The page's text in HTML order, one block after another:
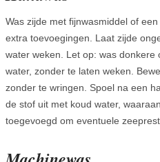
Was zijde met fijnwasmiddel of
extra toevoegingen. Laat zijde
water weken. Let op: was donkere
water, zonder te laten weken.
zonder te wringen. Spoel na een
de stof uit met koud water,
toegevoegd om eventuele